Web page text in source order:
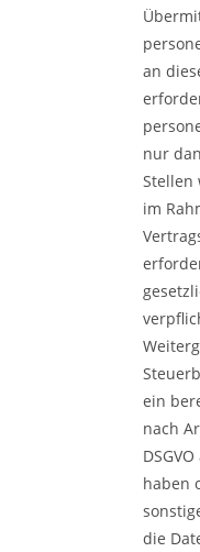
an
nur
Stellen
im
ein
nach
haben
die